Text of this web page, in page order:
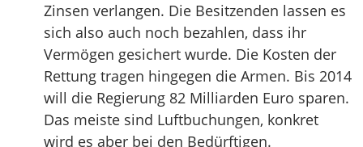
Zinsen verlangen. Die Besitzenden lassen es
sich also auch noch bezahlen, dass ihr
Vermögen gesichert wurde. Die Kosten der
Rettung tragen hingegen die Armen. Bis 2014
will die Regierung 82 Milliarden Euro sparen.
Das meiste sind Luftbuchungen, konkret
wird es aber bei den Bedürftigen.